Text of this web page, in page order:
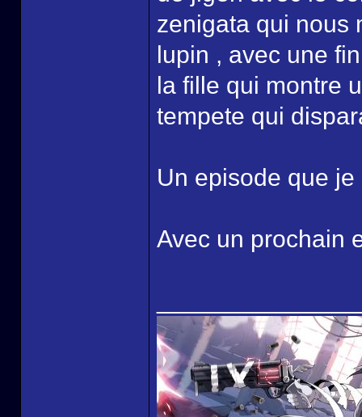
zenigata qui nous
lupin , avec une
la fille qui montre
tempete qui
Un episode que
Avec un prochain